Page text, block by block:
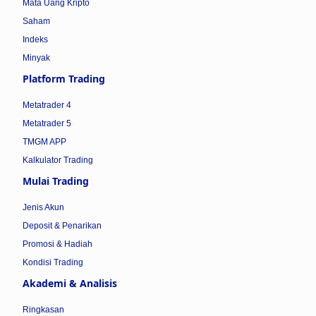
Mata Uang Kripto
Saham
Indeks
Minyak
Platform Trading
Metatrader 4
Metatrader 5
TMGM APP
Kalkulator Trading
Mulai Trading
Jenis Akun
Deposit & Penarikan
Promosi & Hadiah
Kondisi Trading
Akademi & Analisis
Ringkasan